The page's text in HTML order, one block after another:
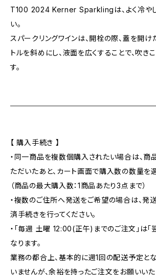
T100 2024 Kerner Sparklingは、よく冷や
い。
スパークリングワインは、開栓の際、蓋を開け
トルを斜めにし、液面を広くすることで、吹き
す。
【 購入手続き 】
・同一商品を複数個購入されたい場合は、商
ただいたあと、カート画面で購入数の数量を
（商品の最大購入数：1商品あたり3点まで）
・複数のご住所へ発送をご希望の場合は、発
済手続きを行ってください。
・「毎週 土曜 12:00(正午)までのご注文」は「
なります。
業務の都合上、基本的に週1回の配送予定と
いませんが、余裕を持ったご注文をお願いいた